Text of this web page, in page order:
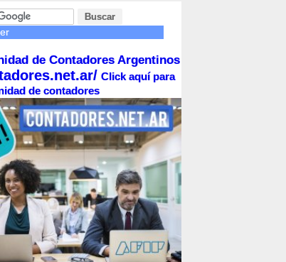
de Contadores Argentinos
Click aquí para
de contadores